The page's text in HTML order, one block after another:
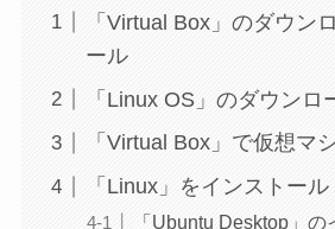
「Virtual Box」のダウン
ール
「Linux OS」のダウンロ
「Virtual Box」で仮想マ
「Linux」をインストール
「Ubuntu Desktop」